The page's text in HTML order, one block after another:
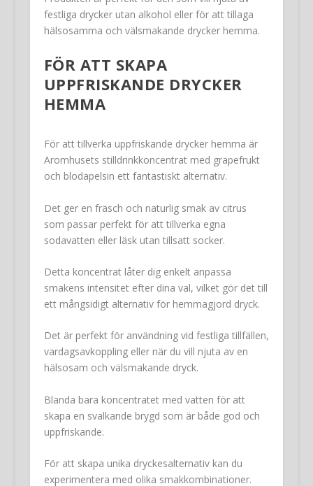
festliga drycker utan alkohol eller för att tillaga
hälsosamma och välsmakande drycker hemma.
FÖR ATT SKAPA
UPPFRISKANDE DRYCKER
HEMMA
För att tillverka uppfriskande drycker hemma är
Aromhusets stilldrinkkoncentrat med grapefrukt
och blodapelsin ett fantastiskt alternativ.
Det ger en fräsch och naturlig smak av citrus
som passar perfekt för att tillverka egna
sodavatten eller läsk utan tillsatt socker.
Detta koncentrat låter dig enkelt anpassa
smakens intensitet efter dina val, vilket gör det till
ett mångsidigt alternativ för hemmagjord dryck.
Det är perfekt för användning vid festliga tillfällen,
vardagsavkoppling eller när du vill njuta av en
hälsosam och välsmakande dryck.
Blanda bara koncentratet med vatten för att
skapa en svalkande brygd som är både god och
uppfriskande.
För att skapa unika dryckesalternativ kan du
experimentera med olika smakkombinationer.